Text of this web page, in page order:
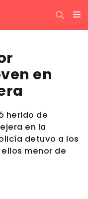
en
herido de
en la
detuvo a los
menor de